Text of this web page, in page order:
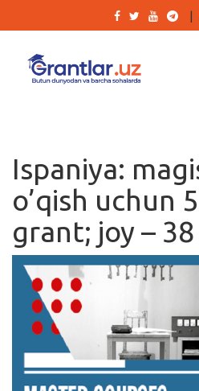
Ishlar
Kurslar
Blog
Yana
Qidirish
Kirish
Ispaniya:
o’qish uchun
grant; joy –